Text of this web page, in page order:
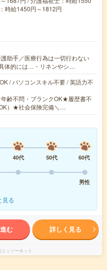
時給1450円～1812円
助手／医療行為は一切行わない
体的には…・リネンやシ…
/ パソコンスキル不要 / 英語力不
齢不問・ブランクOK★履歴書不
）★社会保険完備＼…
40代 50代
60代
男性
見る
む 詳しく見る
ッソーネット